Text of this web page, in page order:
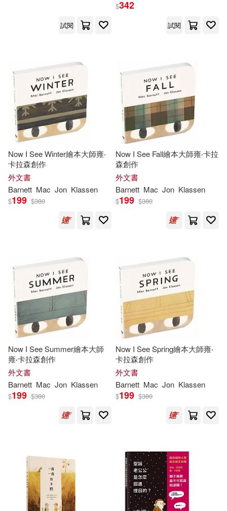
試閱
$342
試閱
Now I See Winter繪本大師雍‧
卡拉森創作
外文書
Barnett Mac Jon Klassen
$199 $380
Now I See Fall繪本大師雍‧卡拉
森創作
外文書
Barnett Mac Jon Klassen
$199 $380
Now I See Summer繪本大師
雍‧卡拉森創作
外文書
Barnett Mac Jon Klassen
$199 $380
Now I See Spring繪本大師雍‧
卡拉森創作
外文書
Barnett Mac Jon Klassen
$199 $380